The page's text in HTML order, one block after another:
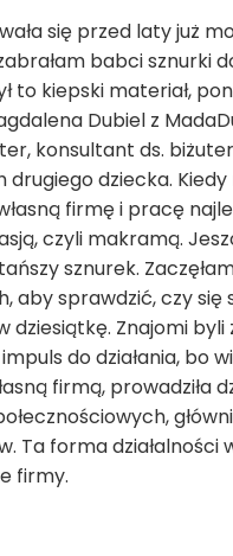
się przed laty już
babci sznurki
to kiepski materiał,
Dubiel z
konsultant ds.
dziecka. Kiedy
firmę i pracę
czyli makramą.
sznurek.
aby sprawdzić, czy się
dziesiątkę. Znajomi
do działania, bo
firmą, prowadziła
forma działalności
firmy.